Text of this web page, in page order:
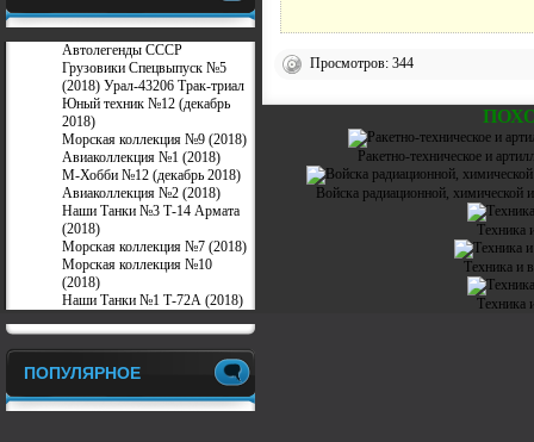
Просмотров: 344
Ракетно-техническое и
Войска радиационной,
Техника
Техника и
Техника
Автолегенды СССР
Грузовики Спецвыпуск №5
(2018) Урал-43206 Трак-триал
Юный техник №12 (декабрь
2018)
Морская коллекция №9 (2018)
Авиаколлекция №1 (2018)
М-Хобби №12 (декабрь 2018)
Авиаколлекция №2 (2018)
Наши Танки №3 Т-14 Армата
(2018)
Морская коллекция №7 (2018)
Морская коллекция №10
(2018)
Наши Танки №1 Т-72А (2018)
ПОПУЛЯРНОЕ